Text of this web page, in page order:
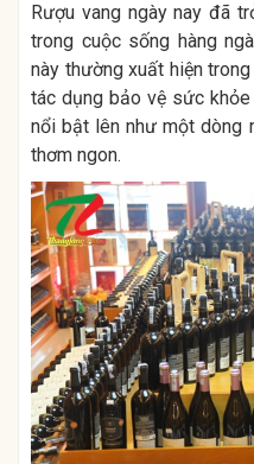
Rượu vang ngày nay đã
trong cuộc sống hàng
này thường xuất hiện
tác dụng bảo vệ sức
nổi bật lên như một dòng
thơm ngon.